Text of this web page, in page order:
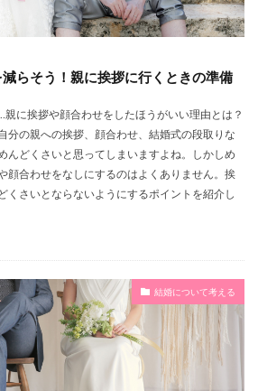
らそう！親に挨拶に行くときの準備
に挨拶や顔合わせをしたほうがいい理由とは？
分の親への挨拶、顔合わせ、結婚式の段取りな
んどくさいと思ってしまいますよね。しかしめ
顔合わせをなしにするのはよくありません。挨
くさいとならないようにするポイントを紹介し
結婚について考える
ウエディングドレス
すめ おしゃれ
オープニング
こ アレンジ
アイテム
37歳 ３０代
2時間
カラー
ショートヘア
ご祝儀
コツ
コート コーデ
ゲスト
グローブ
グループ
ッチバッグ
メガネ
印鑑 同棲
可愛い